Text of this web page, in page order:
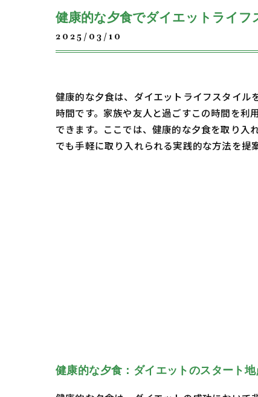
健康的な夕食でダイエットライフ
2025/03/10
健康的な夕食は、ダイエットライフスタイル
時間です。家族や友人と過ごすこの時間を利
できます。ここでは、健康的な夕食を取り入
でも手軽に取り入れられる実践的な方法を提
健康的な夕食：ダイエットのスタート地